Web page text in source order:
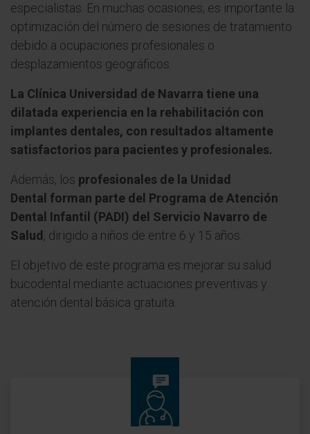
especialistas. En muchas ocasiones, es importante la
optimización del número de sesiones de tratamiento
debido a ocupaciones profesionales o
desplazamientos geográficos.
La Clínica Universidad de Navarra tiene una
dilatada experiencia en la rehabilitación con
implantes dentales, con resultados altamente
satisfactorios para pacientes y profesionales.
Además, los profesionales de la Unidad
Dental forman parte del Programa de Atención
Dental Infantil (PADI) del Servicio Navarro de
Salud , dirigido a niños de entre 6 y 15 años.
El objetivo de este programa es mejorar su salud
bucodental mediante actuaciones preventivas y
atención dental básica gratuita.